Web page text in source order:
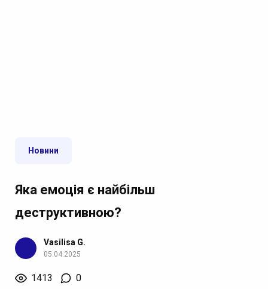
Новини
Яка емоція є найбільш
деструктивною?
Vasilisa G.
05.04.2025
1413 0